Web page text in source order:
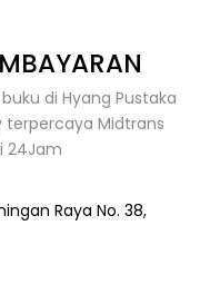
di Hyang Pustaka
Midtrans
24Jam
Raya No. 38,